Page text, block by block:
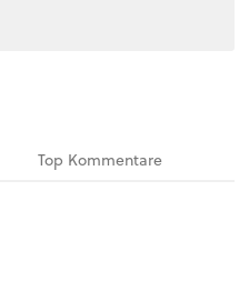
Top Kommentare